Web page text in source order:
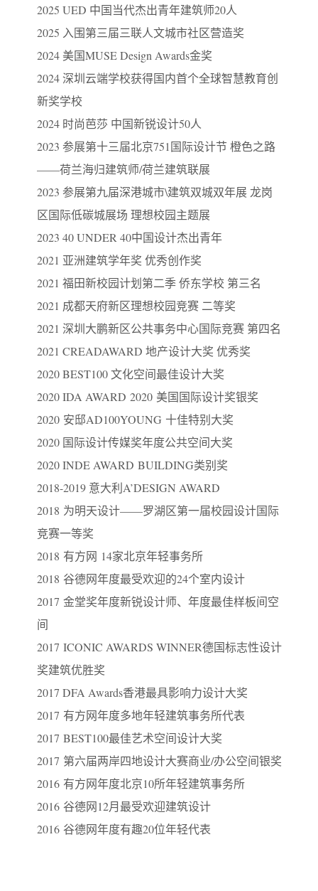
2025 UED 中国当代杰出青年建筑师20人
2025 入围第三届三联人文城市社区营造奖
2024 美国MUSE Design Awards金奖
2024 深圳云端学校获得国内首个全球智慧教育创
新奖学校
2024 时尚芭莎 中国新锐设计50人
2023 参展第十三届北京751国际设计节 橙色之路
——荷兰海归建筑师/荷兰建筑联展
2023 参展第九届深港城市\建筑双城双年展 龙岗
区国际低碳城展场 理想校园主题展
2023 40 UNDER 40中国设计杰出青年
2021 亚洲建筑学年奖 优秀创作奖
2021 福田新校园计划第二季 侨东学校 第三名
2021 成都天府新区理想校园竞赛 二等奖
2021 深圳大鹏新区公共事务中心国际竞赛 第四名
2021 CREADAWARD 地产设计大奖 优秀奖
2020 BEST100 文化空间最佳设计大奖
2020 IDA AWARD 2020 美国国际设计奖银奖
2020 安邸AD100YOUNG 十佳特别大奖
2020 国际设计传媒奖年度公共空间大奖
2020 INDE AWARD BUILDING类别奖
2018-2019 意大利A’DESIGN AWARD
2018 为明天设计——罗湖区第一届校园设计国际
竞赛一等奖
2018 有方网 14家北京年轻事务所
2018 谷德网年度最受欢迎的24个室内设计
2017 金堂奖年度新锐设计师、年度最佳样板间空
间
2017 ICONIC AWARDS WINNER德国标志性设计
奖建筑优胜奖
2017 DFA Awards香港最具影响力设计大奖
2017 有方网年度多地年轻建筑事务所代表
2017 BEST100最佳艺术空间设计大奖
2017 第六届两岸四地设计大赛商业/办公空间银奖
2016 有方网年度北京10所年轻建筑事务所
2016 谷德网12月最受欢迎建筑设计
2016 谷德网年度有趣20位年轻代表